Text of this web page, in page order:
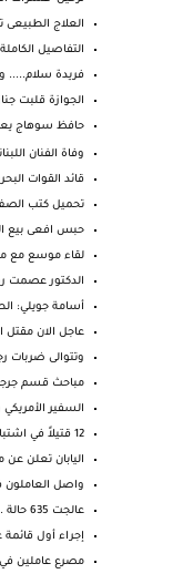
العلاج
التفاصيل
فريدة سلام..... و تنفيذ2حالة ازاله
الجوازة قلبت
حافظ سوهاج يعتمد ترقية 6 آلاف
وفاة الفنان
قائد القوات
تحميل كتب الصف
حبس افعى بيع السموم
لقاء موسع مع
الدكتور عصمت
أسامة جويلي:
عاجل الان مقتل
وتتوالى ضربات
مباحث قسم
السفير
12 قتيلاً في اشتباكات طرابلس.. الدبيبة وباشاغا يتب...
اليابان تعلن عن مساعدات
واصل
عالجت 635 حالة .. مستقبل وطن سوهاج ينظم قافلة طبية...
إجراء أول
مصرع عاملين في